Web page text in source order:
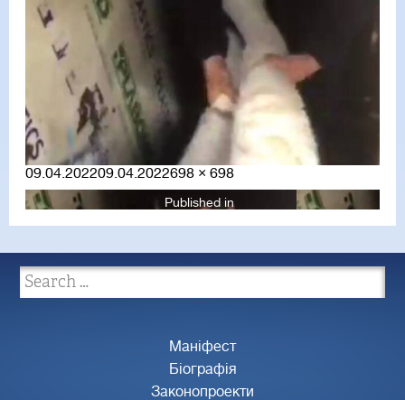
Posted
on
09.04.202209.04.2022Full
size
698 × 698
Published in
Маніфест
Біографія
Законопроекти